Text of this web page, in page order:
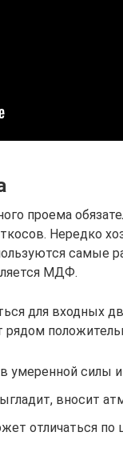
проема
Нередко
самые
МДФ.
для входных
рядом
умеренной силы
вносит
отличаться по